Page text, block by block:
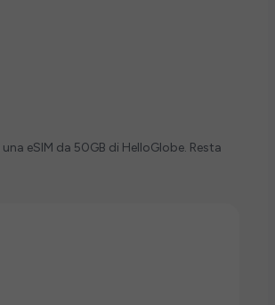
eSIM da 50GB di HelloGlobe. Resta